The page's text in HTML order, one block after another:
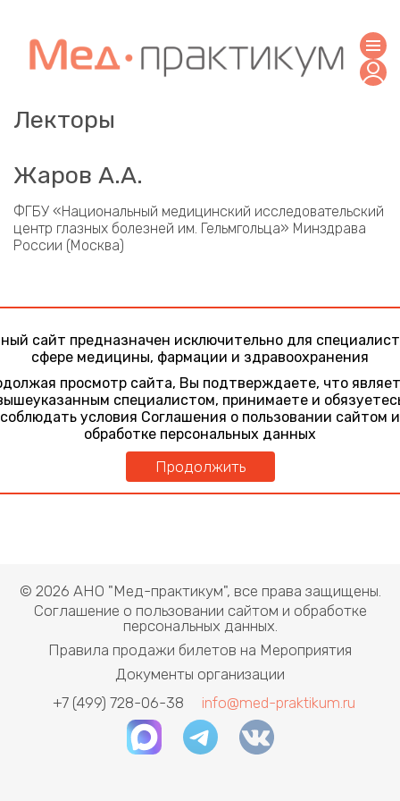
Лекторы
Жаров А.А.
ФГБУ «Национальный медицинский исследовательский
центр глазных болезней им. Гельмгольца» Минздрава
России (Москва)
© 2026 АНО "Мед-практикум", все права защищены.
Соглашение о пользовании сайтом и обработке
персональных данных.
Правила продажи билетов на Мероприятия
Документы организации
+7 (499) 728-06-38
info@med-praktikum.ru
сайт предназначен исключительно для
сфере медицины, фармации и здравоохранения
просмотр сайта, Вы подтверждаете, что
специалистом, принимаете и
соблюдать условия Соглашения о пользовании сайтом и
обработке персональных данных
Продолжить